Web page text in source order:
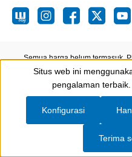
Semua harga belum termasuk.
kemungkinan biaya
Show toolbar
Situs web ini
pengalaman terbaik.
Konfigurasi
Terima